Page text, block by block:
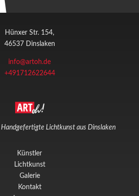
Hünxer Str. 154,
46537 Dinslaken
info@artoh.de
+491712622644
Handgefertigte Lichtkunst aus Dinslaken
Künstler
Lichtkunst
Galerie
Kontakt